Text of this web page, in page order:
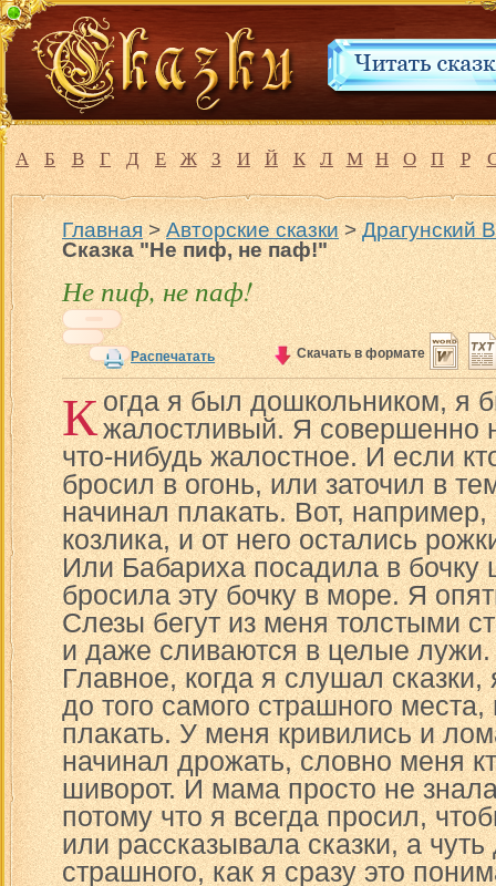
А Б В Г Д Е Ж З И Й К Л М Н О П Р
Главная>Авторские сказки>Драгунский
Сказка "Не пиф, не паф!"
Не пиф, не паф!
Распечатать Скачать в формате
Когда я был дошкольником, я
жалостливый. Я совершенно
что-нибудь жалостное. И если
бросил в огонь, или заточил в
начинал плакать. Вот,
козлика, и от него остались
Или Бабариха посадила в бочку
бросила эту бочку в море. Я
Слезы бегут из меня толстыми
и даже сливаются в целые лужи.
Главное, когда я слушал
до того самого страшного
плакать. У меня кривились и
начинал дрожать, словно меня
шиворот. И мама просто не
потому что я всегда просил,
или рассказывала сказки, а
страшного, как я сразу это